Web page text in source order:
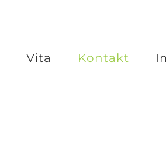
Vita Kontakt